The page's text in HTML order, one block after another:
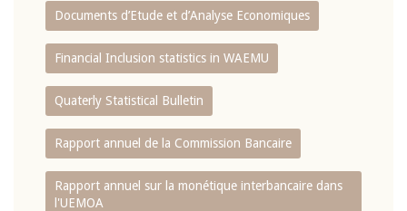
Documents d’Etude et d’Analyse Economiques
Financial Inclusion statistics in WAEMU
Quaterly Statistical Bulletin
Rapport annuel de la Commission Bancaire
Rapport annuel sur la monétique interbancaire dans
l'UEMOA